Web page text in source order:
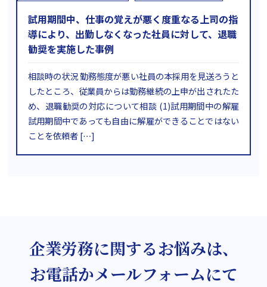
試用期間中、仕事の覚えが悪く度重なる上司の指
導により、出勤しなくなった社員に対して、退職
勧奨を実施した事例
相談時の状況 勤務態度が悪い社員の本採用を見送ろうと
したところ、従業員からは勤務継続の上申が出されたた
め、退職勧奨の対応について相談 (1)試用期間中の解雇
試用期間中であっても自由に解雇ができることではない
ことを依頼者 […]
企業労務に関するお悩みは、
お電話かメールフォームにて